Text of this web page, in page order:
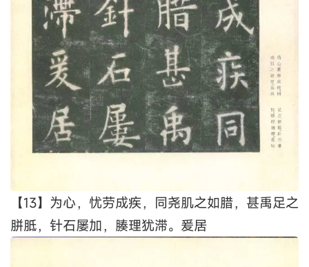
【12】遂，灵贶毕臻，虽藉二仪之功，终资一人之
虑。遗身利物，栉风沐雨，百姓